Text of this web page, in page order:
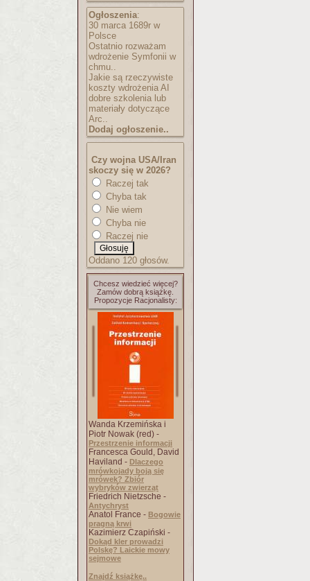
Ogłoszenia:
30 marca 1689r w
Polsce
Ostatnio rozważam
wdrożenie Symfonii w
chmu..
Jakie są rzeczywiste
koszty wdrożenia AI
dobre szkolenia lub
materiały dotyczące
Arc..
Dodaj ogłoszenie..
Czy wojna USA/Iran
skoczy się w 2026?
Raczej tak
Chyba tak
Nie wiem
Chyba nie
Raczej nie
Oddano 120 głosów.
Chcesz wiedzieć więcej?
Zamów dobrą książkę.
Propozycje Racjonalisty:
Wanda Krzemińska i
Piotr Nowak (red) -
Przestrzenie informacji
Francesca Gould, David
Haviland - Dlaczego
mrówkojady boją się
mrówek? Zbiór
wybryków zwierząt
Friedrich Nietzsche -
Antychryst
Anatol France - Bogowie
pragną krwi
Kazimierz Czapiński -
Dokąd kler prowadzi
Polskę? Laickie mowy
sejmowe
Znajdź książkę..